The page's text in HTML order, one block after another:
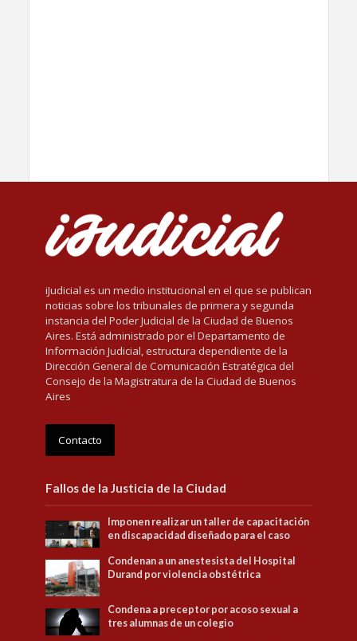
iJudicial es un medio institucional en el que se publican
noticias sobre los tribunales de primera y segunda
instancia del Poder Judicial de la Ciudad de Buenos
Aires. Está administrado por el Departamento de
Información Judicial, estructura dependiente de la
Dirección General de Comunicación Estratégica del
Consejo de la Magistratura de la Ciudad de Buenos
Aires
Contacto
Fallos de la Justicia de la Ciudad
Imponen realizar un taller de capacitación
en discapacidad diseñado para el caso
Condenan a un anestesista del Hospital
Durand por violencia obstétrica
Condena a preceptor por acoso sexual a
tres alumnas de un colegio